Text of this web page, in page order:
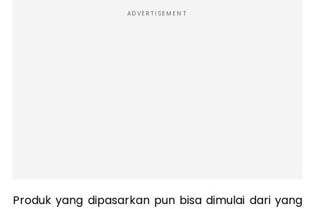
ADVERTISEMENT
Produk yang dipasarkan pun bisa dimulai dari yang